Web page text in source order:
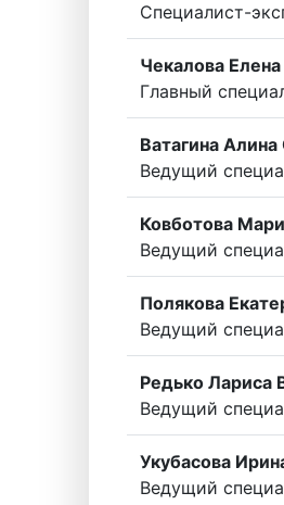
Специалист-
Чекалова
Главный
Ватагина
Ведущий
Ковботова
Ведущий
Полякова
Ведущий
Редько Лариса
Ведущий
Укубасова
Ведущий